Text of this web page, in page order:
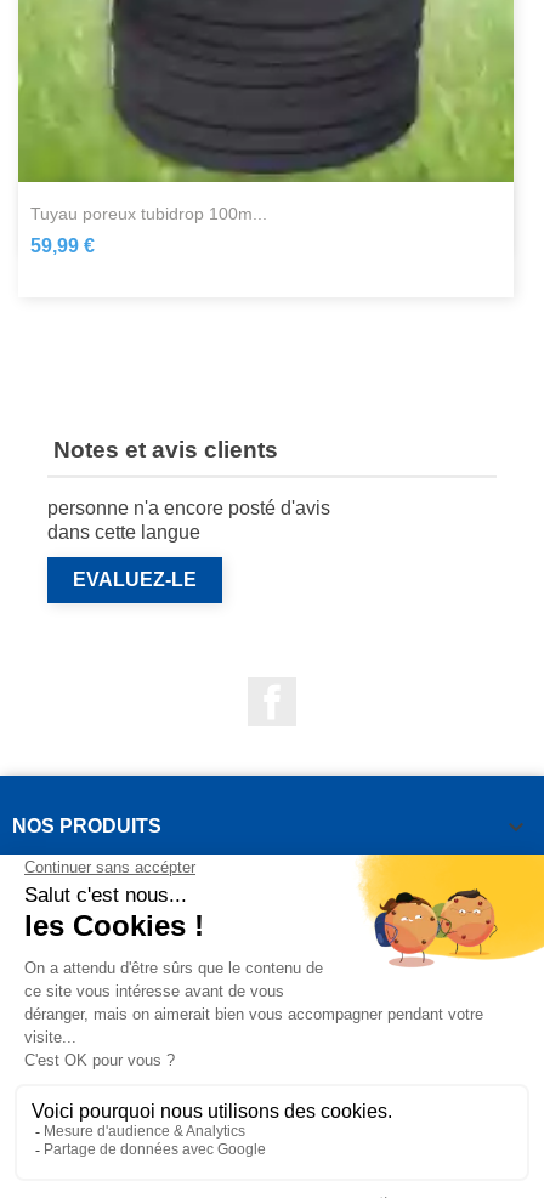
tuyau poreux tubidrop 100m...
59,99 €
Notes et avis clients
personne n'a encore posté d'avis
dans cette langue
EVALUEZ-LE
NOS PRODUITS 
NOTRE SOCIÉTÉ
VOTRE COMPTE
INFORMATIONS DE LA BOUTIQUE
QUESTIONS FRÉQUEMMENT POSÉES